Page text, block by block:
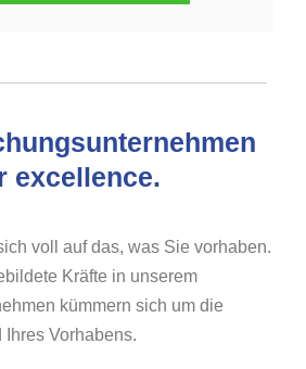
excellence.
voll auf das, was Sie vorhaben.
Kräfte in unserem
kümmern sich um die
Vorhabens.